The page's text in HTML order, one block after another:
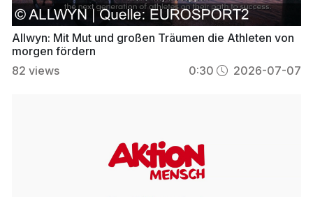
Allwyn: Mit Mut und großen Träumen die Athleten von
morgen fördern
82 views 0:30 2026-07-07